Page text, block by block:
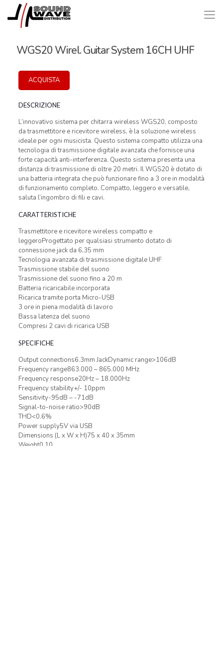
WGS20 Wirel. Guitar System 16CH UHF
ACQUISTA
DESCRIZIONE
L’innovativo sistema per chitarra wireless WGS20, composto
da trasmettitore e ricevitore wireless, è la soluzione wireless
ideale per ogni musicista. Questo sistema compatto utilizza una
tecnologia di trasmissione digitale avanzata che fornisce una
forte capacità anti-interferenza. Questo sistema presenta una
distanza di trasmissione di oltre 20 metri. Il WGS20 è dotato di
una batteria integrata che può funzionare fino a 3 ore in modalità
di funzionamento completo. Compatto, leggero e versatile,
saluta l’ingombro di fili e cavi.
CARATTERISTICHE
Trasmettitore e ricevitore wireless compatto e
leggeroProgettato per qualsiasi strumento dotato di
connessione jack da 6,35 mm
Tecnologia avanzata di trasmissione digitale UHF
Trasmissione stabile del suono
Trasmissione del suono fino a 20 m
Batteria ricaricabile incorporata
Ricarica tramite porta Micro-USB
3 ore in piena modalità di lavoro
Bassa latenza del suono
Compresi 2 cavi di ricarica USB
SPECIFICHE
Output connections6.3mm JackDynamic range>106dB
Frequency range863.000 – 865.000 MHz
Frequency response20Hz – 18.000Hz
Frequency stability+/- 10ppm
Sensitivity-95dB – -71dB
Signal-to-noise ratio>90dB
THD<0.6%
Power supply5V via USB
Dimensions (L x W x H)75 x 40 x 35mm
Weight0,10